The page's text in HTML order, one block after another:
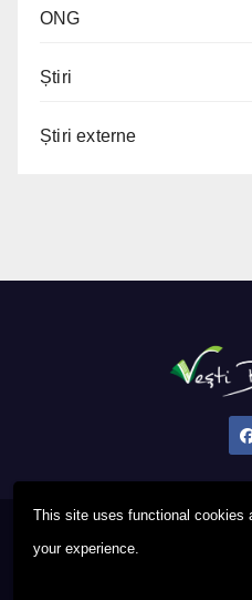
This site uses functional cookies
your experience.
ONG
Știri
Știri externe
Proudly powered by WordPress
Privacy